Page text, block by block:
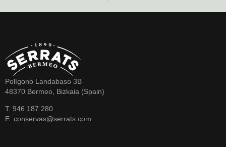
Polígono Landabaso 3B
48370 Bermeo, Bizkaia (Spain)
T. 946 187 280
E. conservas@serrats.com